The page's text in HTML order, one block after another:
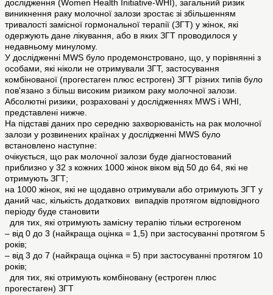
дослідження (Women Health Initiative-WHI), загальний ризик
виникнення раку молочної залози зростає зі збільшенням
тривалості замісної гормональної терапії (ЗГТ) у жінок, які
одержують дане лікування, або в яких ЗГТ проводилося у
недавньому минулому.
У дослідженні MWS було продемонстровано, що, у порівнянні з
особами, які ніколи не отримували ЗГТ, застосування
комбінованої (прогестаген плюс естроген) ЗГТ різних типів було
пов'язано з більш високим ризиком раку молочної залози.
Абсолютні ризики, розраховані у дослідженнях MWS і WHI,
представлені нижче.
На підставі даних про середню захворюваність на рак молочної
залози у розвинених країнах у дослідженні MWS було
встановлено наступне:
очікується, що рак молочної залози буде діагностований
приблизно у 32 з кожних 1000 жінок віком від 50 до 64, які не
отримують ЗГТ;
на 1000 жінок, які не щодавно отримували або отримують ЗГТ у
даний час, кількість додаткових випадків протягом відповідного
періоду буде становити
для тих, які отримують замісну терапію тільки естрогеном
– від 0 до 3 (найкраща оцінка = 1,5) при застосуванні протягом 5
років;
– від 3 до 7 (найкраща оцінка = 5) при застосуванні протягом 10
років;
для тих, які отримують комбіновану (естроген плюс
прогестаген) ЗГТ